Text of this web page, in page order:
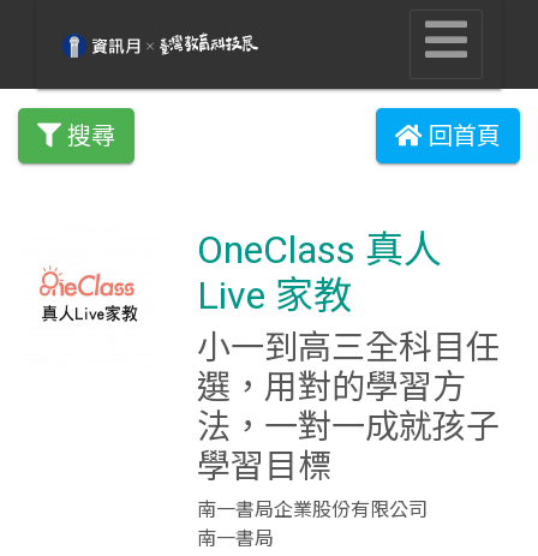
搜尋 回首頁
OneClass 真人
Live 家教
小一到高三全科目任
選，用對的學習方
法，一對一成就孩子
學習目標
南一書局企業股份有限公司
南一書局